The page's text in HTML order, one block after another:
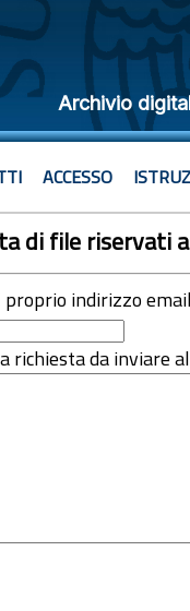
Archivio
ACCESSO
di file riservati
indirizzo email
richiesta da inviare